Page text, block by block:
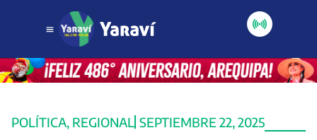
POLÍTICA, REGIONAL SEPTIEMBRE 22, 2025